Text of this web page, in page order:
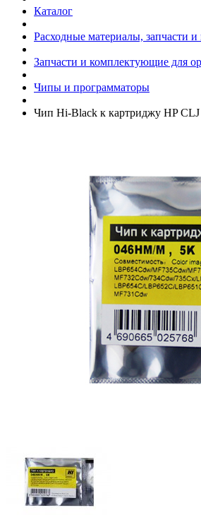
Каталог
Расходные материалы, запчасти
Запчасти и комплектующие для
Чипы и программаторы
Чип Hi-Black к картриджу HP